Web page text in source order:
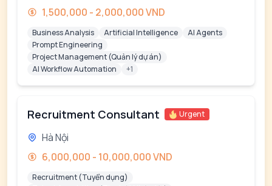
1,500,000 - 2,000,000 VND
Business Analysis Artificial Intelligence
AI Agents
Prompt Engineering
Project Management (Quản lý dự án)
AI Workflow Automation
+1
Recruitment Consultant Urgent
Hà Nội
6,000,000 - 10,000,000 VND
Recruitment (Tuyển dụng)